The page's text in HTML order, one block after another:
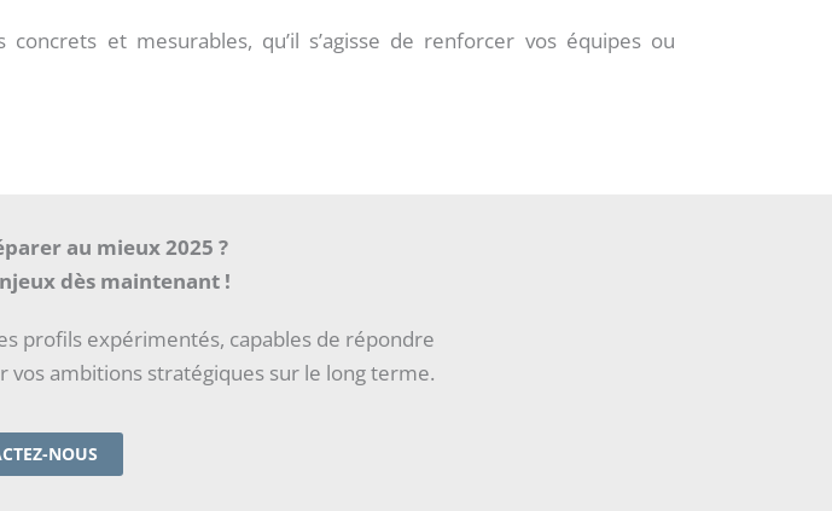
et mesurables, qu’il s’agisse de renforcer vos équipes ou
au mieux 2025 ?
dès maintenant !
profils expérimentés, capables de répondre
vos ambitions stratégiques sur le long terme.
NOUS